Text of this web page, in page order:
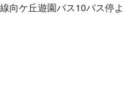
向ケ丘遊園バス10バス停よ